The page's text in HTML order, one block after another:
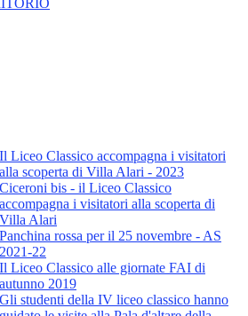
Il Liceo Classico accompagna i visitatori
alla scoperta di Villa Alari - 2023
Ciceroni bis - il Liceo Classico
accompagna i visitatori alla scoperta di
Villa Alari
Panchina rossa per il 25 novembre - AS
2021-22
Il Liceo Classico alle giornate FAI di
autunno 2019
Gli studenti della IV liceo classico hanno